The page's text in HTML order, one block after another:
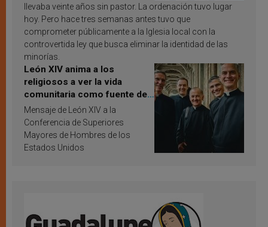
llevaba veinte años sin pastor. La ordenación tuvo lugar
hoy. Pero hace tres semanas antes tuvo que
comprometer públicamente a la Iglesia local con la
controvertida ley que busca eliminar la identidad de las
minorías.
León XIV anima a los
religiosos a ver la vida
comunitaria como fuente de
inspiración y santificación
Mensaje de León XIV a la
Conferencia de Superiores
Mayores de Hombres de los
Estados Unidos